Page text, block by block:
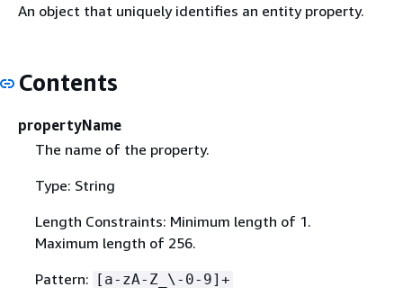
An object that uniquely identifies an entity property.
Contents
propertyName
The name of the property.
Type: String
Length Constraints: Minimum length of 1.
Maximum length of 256.
Pattern: [a-zA-Z_\-0-9]+